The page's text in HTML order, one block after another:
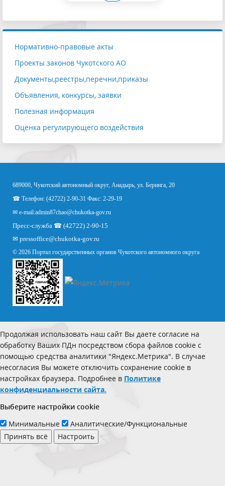
Нормативно-правовые акты
Проекты законов Чукотского АО
Документы,реестры,перечни,приказы
Объявления, конкурсы, заявки
Полезная информация
Оценка регулирующего воздействия
689000, Чукотский автономный округ, Анадырь, ул. Беринга, 20
☎ Телефон: (42722) 2-90-31 Факс: 2-29-19
✉ e-mail:admin87chao@chukotka-gov.ru
Пресс-служба ☎ (42722) 2-90-15
✉ pressoffice@chukotka-gov.ru
© 2026 Портал государственных органов Чукотского автономного округа
Продолжая использовать наш сайт Вы даете согласие на
обработку Ваших ПДн посредством сбора файлов cookie с
помощью средства аналитики "Яндекс.Метрика". В случае
несогласия Вы можете отключить сохранение cookie в
настройках браузера. Подробнее в Политике
конфиденциальности сайта.
Выберите настройки cookie
Минимальные
Аналитические/Функциональные
Принять всё
Настроить